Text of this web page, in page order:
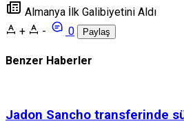
Almanya İlk Galibiyetini Aldı
+
- 0 Paylaş
Benzer Haberler
Jadon Sancho transferinde